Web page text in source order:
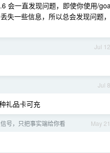
会一直发现问题，即使你使用/
失一些信息，所以总会发现问题，
Jul 12
Jul 8
礼品卡可充
May 21
号，只把事实端给你看